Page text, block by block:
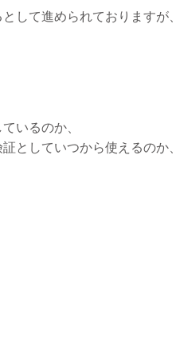
して進められておりますが、
いるのか、
としていつから使えるのか、